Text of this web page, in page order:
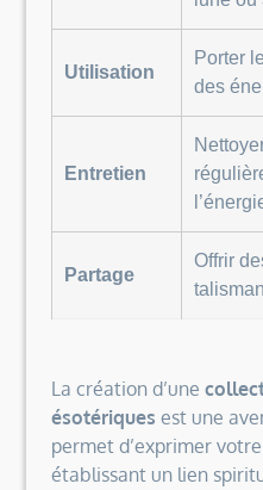
Utilisation
Porter
des
Entretien
Partage
Offrir
La création d’une
ésotériques est une
permet d’exprimer
établissant un lien